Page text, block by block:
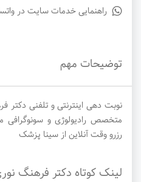
راهنمایی خدمات سایت در
توضیحات مهم
نوبت دهی اینترنتی و تلفنی
متخصص رادیولوژی و
رزرو وقت آنلاین از سینا پزشک
لینک کوتاه دکتر فرهنگ